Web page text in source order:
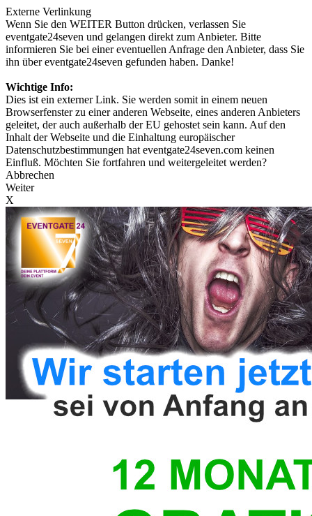
Externe Verlinkung
Wenn Sie den WEITER Button drücken, verlassen Sie
eventgate24seven und gelangen direkt zum Anbieter. Bitte
informieren Sie bei einer eventuellen Anfrage den Anbieter, dass Sie
ihn über eventgate24seven gefunden haben. Danke!
Wichtige Info:
Dies ist ein externer Link. Sie werden somit in einem neuen
Browserfenster zu einer anderen Webseite, eines anderen Anbieters
geleitet, der auch außerhalb der EU gehostet sein kann. Auf den
Inhalt der Webseite und die Einhaltung europäischer
Datenschutzbestimmungen hat eventgate24seven.com keinen
Einfluß. Möchten Sie fortfahren und weitergeleitet werden?
Abbrechen
Weiter
X